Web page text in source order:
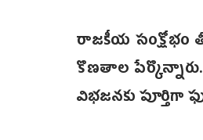
రాజకీయ సంక్షోభం
కొణతాల పేర్కొన్నారు.
విభజనకు పూర్తిగా